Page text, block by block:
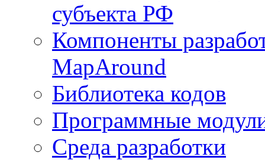
субъекта РФ
Компоненты
MapAround
Библиотека кодов
Программные
Среда разработки